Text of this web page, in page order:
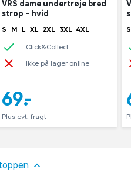
VRS dame undertrøje bred
strop - hvid
S M L XL 2XL 3XL 4XL
Click&Collect
Ikke på lager online
69,-
Plus evt. fragt
S